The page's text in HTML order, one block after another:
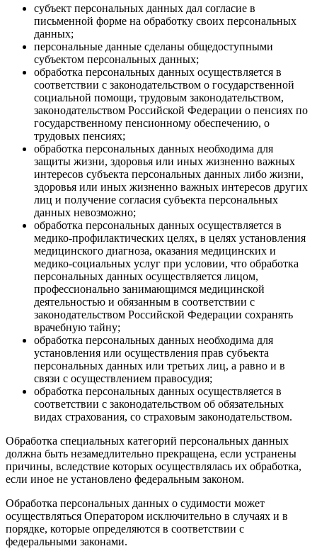
субъект персональных данных дал согласие в
письменной форме на обработку своих персональных
данных;
персональные данные сделаны общедоступными
субъектом персональных данных;
обработка персональных данных осуществляется в
соответствии с законодательством о государственной
социальной помощи, трудовым законодательством,
законодательством Российской Федерации о пенсиях по
государственному пенсионному обеспечению, о
трудовых пенсиях;
обработка персональных данных необходима для
защиты жизни, здоровья или иных жизненно важных
интересов субъекта персональных данных либо жизни,
здоровья или иных жизненно важных интересов других
лиц и получение согласия субъекта персональных
данных невозможно;
обработка персональных данных осуществляется в
медико-профилактических целях, в целях установления
медицинского диагноза, оказания медицинских и
медико-социальных услуг при условии, что обработка
персональных данных осуществляется лицом,
профессионально занимающимся медицинской
деятельностью и обязанным в соответствии с
законодательством Российской Федерации сохранять
врачебную тайну;
обработка персональных данных необходима для
установления или осуществления прав субъекта
персональных данных или третьих лиц, а равно и в
связи с осуществлением правосудия;
обработка персональных данных осуществляется в
соответствии с законодательством об обязательных
видах страхования, со страховым законодательством.
Обработка специальных категорий персональных данных
должна быть незамедлительно прекращена, если устранены
причины, вследствие которых осуществлялась их обработка,
если иное не установлено федеральным законом.
Обработка персональных данных о судимости может
осуществляться Оператором исключительно в случаях и в
порядке, которые определяются в соответствии с
федеральными законами.